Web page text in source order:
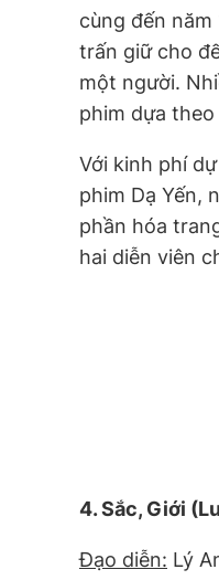
cùng đến
trấn giữ cho
một người.
phim dựa
Với kinh phí
phim Dạ Yến,
phần hóa
hai diễn viên
4. Sắc, Giới
Đạo diễn: Lý